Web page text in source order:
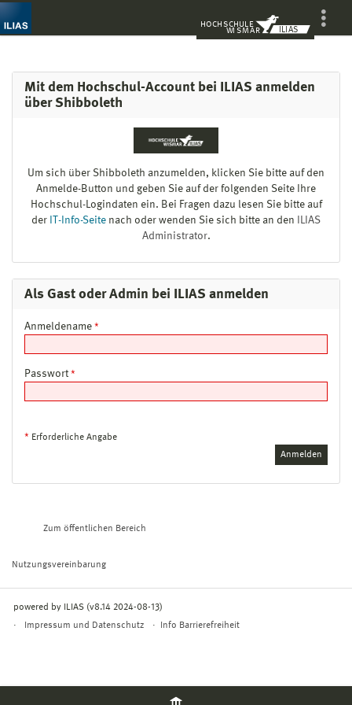
H OCH SC H UL E
WI SM AR ILIAS
Mit dem Hochschul-Account bei ILIAS anmelden
über Shibboleth
Um sich über Shibboleth anzumelden, klicken Sie bitte auf den
Anmelde-Button und geben Sie auf der folgenden Seite Ihre
Hochschul-Logindaten ein. Bei Fragen dazu lesen Sie bitte auf
der IT-Info-Seite nach oder wenden Sie sich bitte an den
ILIAS
Administrator.
Als Gast oder Admin bei ILIAS anmelden
Anmeldename *
Passwort *
* Erforderliche Angabe
Zum öffentlichen Bereich
Nutzungsvereinbarung
powered by ILIAS (v8.14 2024-08-13)
Impressum und Datenschutz
Info Barrierefreiheit